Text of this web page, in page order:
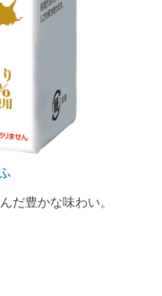
だ豊かな味わい。